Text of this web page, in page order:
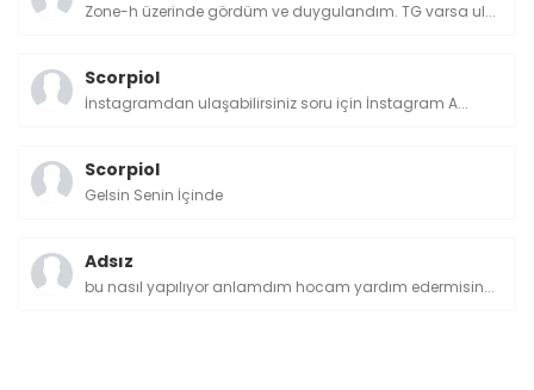
Zone-h üzerinde gördüm ve duygulandım. TG varsa ul...
Scorpiol
İnstagramdan ulaşabilirsiniz soru için İnstagram A...
Scorpiol
Gelsin Senin İçinde
Adsız
bu nasıl yapılıyor anlamdım hocam yardım edermisin...